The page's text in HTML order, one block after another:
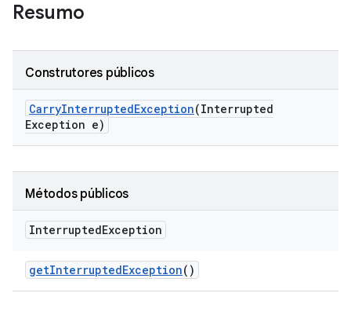
Resumo
Construtores públicos
CarryInterruptedException(Interrupted
Exception e)
Métodos públicos
InterruptedException
getInterruptedException()